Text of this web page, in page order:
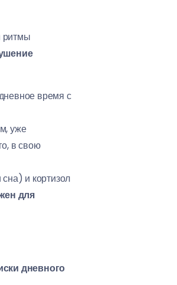
ритмы
время с
уже
в свою
и кортизол
для
дневного